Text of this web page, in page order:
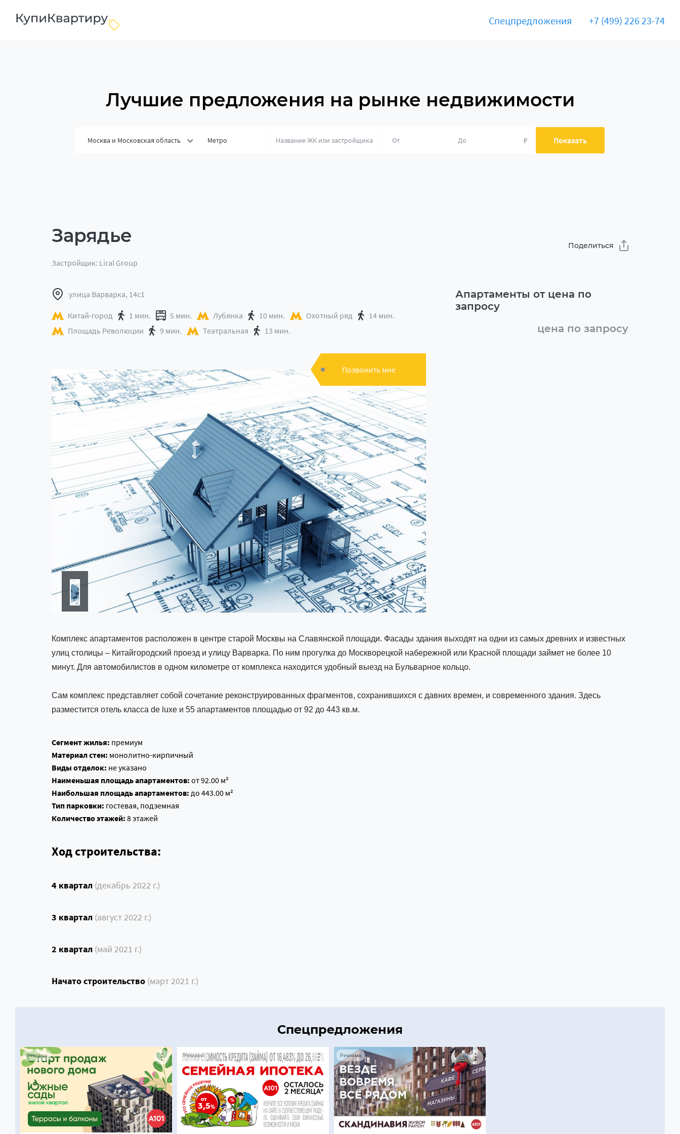
Спецпредложения +7 (499) 226 23-74
Лучшие предложения на рынке недвижимости
Москва и Московская область Метро ₽ Показать
Зарядье
Застройщик: Liral Group
Поделиться
улица Варварка, 14с1
Китай-город 1 мин. 5 мин. Лубянка 10 мин. Охотный ряд
14 мин.
Площадь Революции
9 мин. Театральная 13 мин.
Апартаменты от цена по
запросу
цена по запросу
Позвонить мне
Комплекс апартаментов расположен в центре старой Москвы на Славянской площади. Фасады здания выходят на одни из самых древних и известных
улиц столицы – Китайгородский проезд и улицу Варварка. По ним прогулка до Москворецкой набережной или Красной площади займет не более 10
минут. Для автомобилистов в одном километре от комплекса находится удобный выезд на Бульварное кольцо.
Сам комплекс представляет собой сочетание реконструированных фрагментов, сохранившихся с давних времен, и современного здания. Здесь
разместится отель класса de luxe и 55 апартаментов площадью от 92 до 443 кв.м.
Сегмент жилья: премиум
Материал стен: монолитно-кирпичный
Виды отделок: не указано
Наименьшая площадь апартаментов: от 92.00 м²
Наибольшая площадь апартаментов: до 443.00 м²
Тип парковки: гостевая, подземная
Количество этажей: 8 этажей
Ход строительства:
4 квартал (декабрь 2022 г.)
3 квартал (август 2022 г.)
2 квартал (май 2021 г.)
Начато строительство (март 2021 г.)
Спецпредложения
Реклама Реклама Реклама